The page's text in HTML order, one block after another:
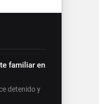
familiar en
detenido y